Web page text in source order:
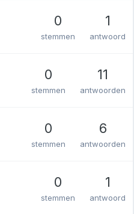
0
stemmen
1
antwoord
0
stemmen
11
antwoorden
0
stemmen
6
antwoorden
0
stemmen
1
antwoord